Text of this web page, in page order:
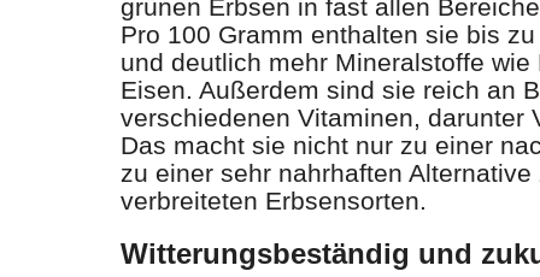
grünen Erbsen in fast allen
Pro 100 Gramm enthalten sie bis
und deutlich mehr Mineralstoffe
Eisen. Außerdem sind sie reich an
verschiedenen Vitaminen, darunter
Das macht sie nicht nur zu einer
zu einer sehr nahrhaften
verbreiteten Erbsensorten.
Witterungsbeständig und